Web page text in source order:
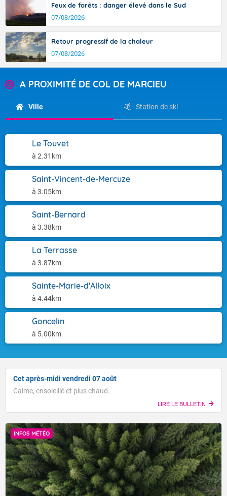
Feux de forêts : danger élevé dans le Sud
07/08/2026
Retour progressif de la chaleur
07/08/2026
A PROXIMITÉ DE COL DE MARCIEU
Ville Station de ski
Le Touvet
à 2.31km
Saint-Vincent-de-Mercuze
à 3.05km
Saint-Bernard
à 3.38km
La Terrasse
à 3.87km
Sainte-Marie-d'Alloix
à 4.44km
Goncelin
à 5.00km
Cet après-midi vendredi 07 août
Calme, ensoleillé et plus chaud.
LIRE LE BULLETIN
INFOS MÉTÉO